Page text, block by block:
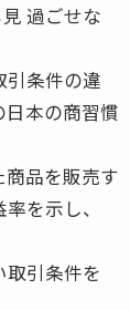
過ごせな
引条件の違
本の商習慣
商品を販売す
を示し、
取引条件を